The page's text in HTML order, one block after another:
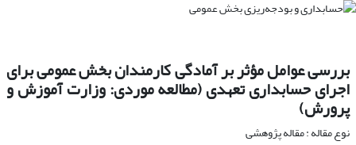
بررسی عوامل مؤثر بر آمادگی کارمندان بخش عمومی برای
اجرای حسابداری تعهدی (مطالعه موردی: وزارت آموزش و
پرورش)
نوع مقاله : مقاله پژوهشی